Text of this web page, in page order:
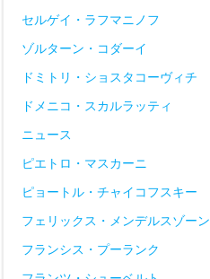
セルゲイ・ラフマニノフ
ゾルターン・コダーイ
ドミトリ・ショスタコーヴィチ
ドメニコ・スカルラッティ
ニュース
ピエトロ・マスカーニ
ピョートル・チャイコフスキー
フェリックス・メンデルスゾーン
フランシス・プーランク